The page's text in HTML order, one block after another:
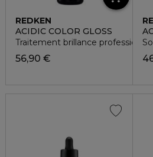
REDKEN
ACIDIC COLOR GLOSS
Traitement brillance
56,90 €